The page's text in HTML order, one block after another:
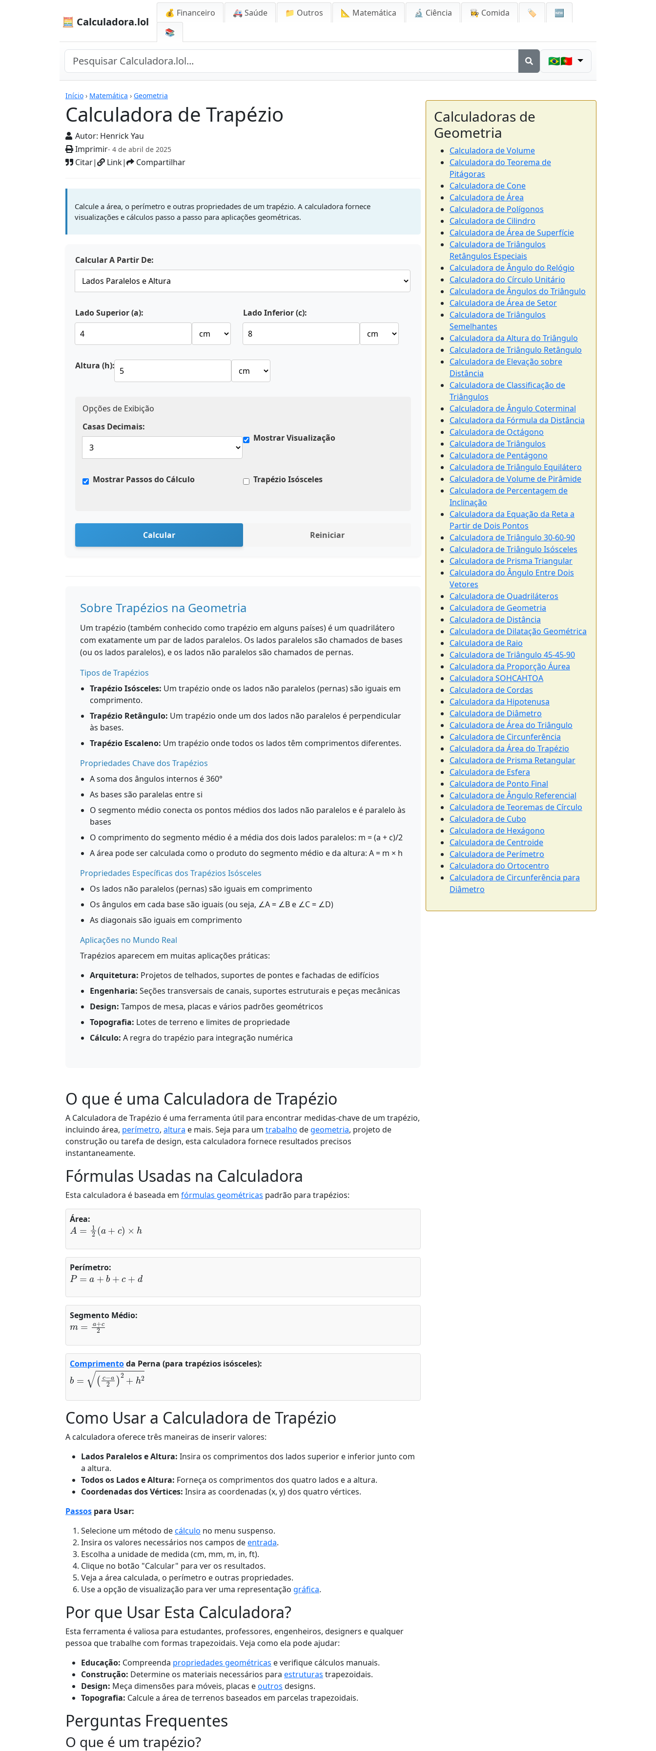
🧮 Calculadora.lol
💰 Financeiro 🚑 Saúde 📁 Outros 📐 Matemática 🔬 Ciência 👩‍🍳 Comida 🏷️
🆕
📚
🇧🇷🇵🇹
Início › Matemática › Geometria
Calculadora de Trapézio
Autor: Henrick Yau
Imprimir- 4 de abril de 2025
Citar| Link| Compartilhar
Calculadoras
Calcule a área, o perímetro e outras propriedades de um trapézio. A calculadora fornece
visualizações e cálculos passo a passo para aplicações geométricas.
Calcular A Partir De:
Lado Superior (a): Lado Inferior (c):
Altura (h):
Opções de Exibição
Casas Decimais:
Mostrar Visualização
Mostrar Passos do Cálculo Trapézio Isósceles
Calcular Reiniciar
Sobre Trapézios na Geometria
Um trapézio (também conhecido como trapézio em alguns países) é um quadrilátero
com exatamente um par de lados paralelos. Os lados paralelos são chamados de bases
(ou os lados paralelos), e os lados não paralelos são chamados de pernas.
Tipos de Trapézios
Trapézio Isósceles: Um trapézio onde os lados não paralelos (pernas) são iguais em
comprimento.
Trapézio Retângulo: Um trapézio onde um dos lados não paralelos é perpendicular
às bases.
Trapézio Escaleno: Um trapézio onde todos os lados têm comprimentos diferentes.
Propriedades Chave dos Trapézios
A soma dos ângulos internos é 360°
As bases são paralelas entre si
O segmento médio conecta os pontos médios dos lados não paralelos e é paralelo às
bases
O comprimento do segmento médio é a média dos dois lados paralelos: m = (a + c)/2
A área pode ser calculada como o produto do segmento médio e da altura: A = m × h
Propriedades Específicas dos Trapézios Isósceles
Os lados não paralelos (pernas) são iguais em comprimento
Os ângulos em cada base são iguais (ou seja, ∠A = ∠B e ∠C = ∠D)
As diagonais são iguais em comprimento
Aplicações no Mundo Real
Trapézios aparecem em muitas aplicações práticas:
Arquitetura: Projetos de telhados, suportes de pontes e fachadas de edifícios
Engenharia: Seções transversais de canais, suportes estruturais e peças mecânicas
Design: Tampos de mesa, placas e vários padrões geométricos
Topografia: Lotes de terreno e limites de propriedade
Cálculo: A regra do trapézio para integração numérica
O que é uma Calculadora de Trapézio
A Calculadora de Trapézio é uma ferramenta útil para encontrar medidas-chave de um trapézio,
incluindo área, perímetro, altura e mais. Seja para um trabalho de geometria, projeto de
construção ou tarefa de design, esta calculadora fornece resultados precisos
instantaneamente.
Fórmulas Usadas na Calculadora
Esta calculadora é baseada em fórmulas geométricas padrão para trapézios:
Área:
A=12( a+ h
Perímetro:
P=a+b+c+
Segmento Médio:
m=a+c2
Comprimentoda Perna (para trapézios isósceles):
b −a2)2+h2
Como Usar a Calculadora de Trapézio
A calculadora oferece três maneiras de inserir valores:
Lados Paralelos e Altura: Insira os comprimentos dos lados superior e inferior junto com
a altura.
Todos os Lados e Altura: Forneça os comprimentos dos quatro lados e a altura.
Coordenadas dos Vértices: Insira as coordenadas (x, y) dos quatro vértices.
Passos para Usar:
Selecione um método decálculo no menu suspenso.
Insira os valores necessários nos campos deentrada.
Escolha a unidade de medida (cm, mm, m, in, ft).
Clique no botão "Calcular" para ver os resultados.
Veja a área calculada, o perímetro e outras propriedades.
Use a opção de visualização para ver uma representação gráfica.
Por que Usar Esta Calculadora?
Esta ferramenta é valiosa para estudantes, professores, engenheiros, designers e qualquer
pessoa que trabalhe com formas trapezoidais. Veja como ela pode ajudar:
Educação: Compreenda propriedades geométricas e verifique cálculos manuais.
Construção: Determine os materiais necessários para estruturas trapezoidais.
Design: Meça dimensões para móveis, placas eoutros designs.
Topografia: Calcule a área de terrenos baseados em parcelas trapezoidais.
Perguntas Frequentes
O que é um trapézio?
Calculadoras de
Geometria
Calculadora de Volume
Calculadora do Teorema de
Pitágoras
Calculadora de Cone
Calculadora de Área
Calculadora de Polígonos
Calculadora de Cilindro
Calculadora de Área de Superfície
Calculadora de Triângulos
Retângulos Especiais
Calculadora de Ângulo do Relógio
Calculadora do Círculo Unitário
Calculadora de Ângulos do Triângulo
Calculadora de Área de Setor
Calculadora de Triângulos
Semelhantes
Calculadora da Altura do Triângulo
Calculadora de Triângulo Retângulo
Calculadora de Elevação sobre
Distância
Calculadora de Classificação de
Triângulos
Calculadora de Ângulo Coterminal
Calculadora da Fórmula da Distância
Calculadora de Octágono
Calculadora de Triângulos
Calculadora de Pentágono
Calculadora de Triângulo Equilátero
Calculadora de Volume de Pirâmide
Calculadora de Percentagem de
Inclinação
Calculadora da Equação da Reta a
Partir de Dois Pontos
Calculadora de Triângulo 30-60-90
Calculadora de Triângulo Isósceles
Calculadora de Prisma Triangular
Calculadora do Ângulo Entre Dois
Vetores
Calculadora de Quadriláteros
Calculadora de Geometria
Calculadora de Distância
Calculadora de Dilatação Geométrica
Calculadora de Raio
Calculadora de Triângulo 45-45-90
Calculadora da Proporção Áurea
Calculadora SOHCAHTOA
Calculadora de Cordas
Calculadora da Hipotenusa
Calculadora de Diâmetro
Calculadora de Área do Triângulo
Calculadora de Circunferência
Calculadora da Área do Trapézio
Calculadora de Prisma Retangular
Calculadora de Esfera
Calculadora de Ponto Final
Calculadora de Ângulo Referencial
Calculadora de Teoremas de Círculo
Calculadora de Cubo
Calculadora de Hexágono
Calculadora de Centroide
Calculadora de Perímetro
Calculadora do Ortocentro
Calculadora de Circunferência para
Diâmetro